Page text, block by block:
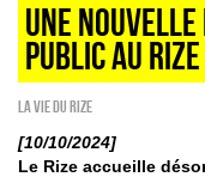
Une nouvelle
public au Rize
La vie du Rize
[10/10/2024]
Le Rize accueille